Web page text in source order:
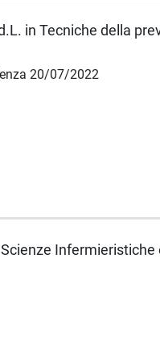
in Tecniche della
20/07/2022